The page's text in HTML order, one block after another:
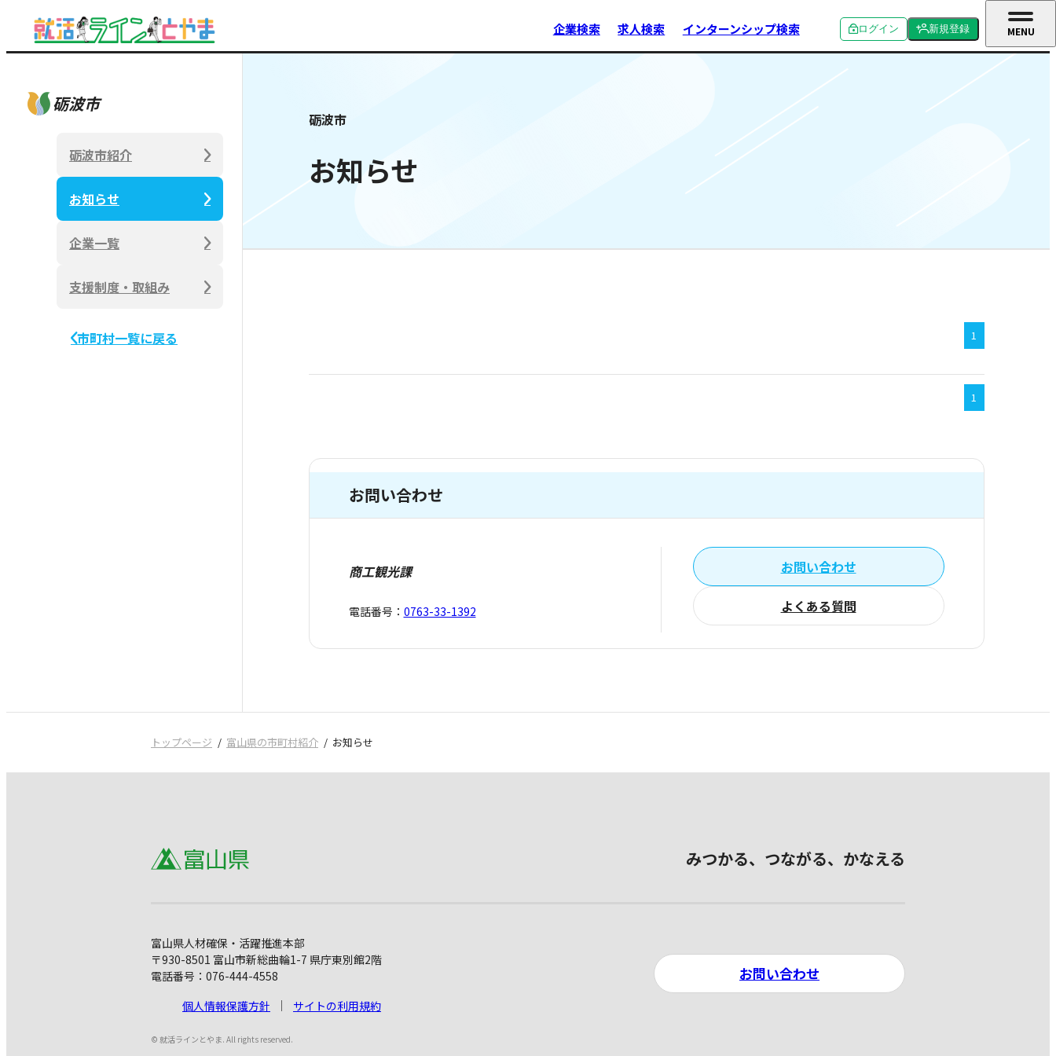
企業検索 求人検索 インターンシップ検索 ログイン 新規登録
砺波市
砺波市紹介
お知らせ
企業一覧
支援制度・取組み
市町村一覧に戻る
砺波市
お知らせ
1
1
お問い合わせ
商工観光課
電話番号： 0763-33-1392
お問い合わせ
よくある質問
トップページ 富山県の市町村紹介 お知らせ
みつかる、つながる、かなえる
富山県人材確保・活躍推進本部
〒930-8501 富山市新総曲輪1-7 県庁東別館2階
電話番号：076-444-4558
個人情報保護方針
サイトの利用規約
お問い合わせ
© 就活ラインとやま. All rights reserved.
MENU